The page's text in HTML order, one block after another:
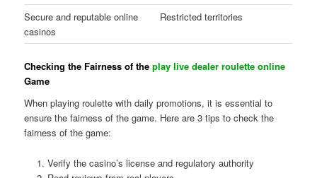
Secure and reputable online
casinos
Restricted territories
Checking the Fairness of theplay live dealer roulette online
Game
When playing roulette with daily promotions, it is essential to
ensure the fairness of the game. Here are 3 tips to check the
fairness of the game:
Verify the casino’s license and regulatory authority